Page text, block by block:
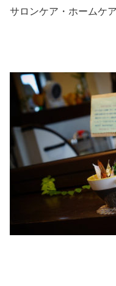
サロンケア・ホームケ